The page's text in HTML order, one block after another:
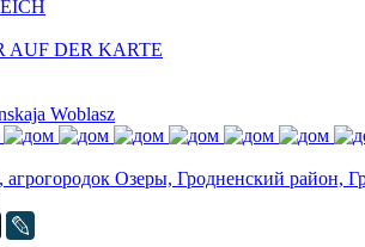
AUF DER KARTE
Woblasz
Озеры, Гродненский район,